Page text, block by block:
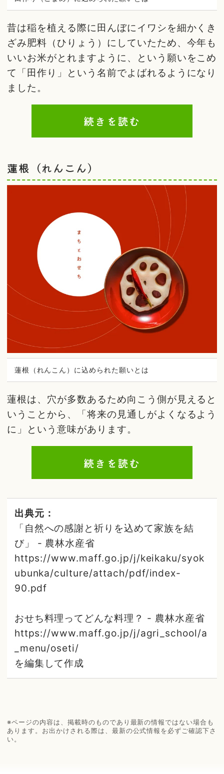
昔は稲を植える際に田んぼにイワシを細かくき
ざみ肥料（ひりょう）にしていたため、今年も
いいお米がとれますように、という願いをこめ
て「田作り」という名前でよばれるようになり
ました。
続きを読む
蓮根（れんこん）
蓮根（れんこん）に込められた願いとは
蓮根は、穴が多数あるため向こう側が見えると
いうことから、「将来の見通しがよくなるよう
に」という意味があります。
続きを読む
出典元：
「自然への感謝と祈りを込めて家族を結
び」 - 農林水産省
https://www.maff.go.jp/j/keikaku/syok
ubunka/culture/attach/pdf/index-
90.pdf
おせち料理ってどんな料理？ - 農林水産省
https://www.maff.go.jp/j/agri_school/a
_menu/oseti/
を編集して作成
※ページの内容は、掲載時のものであり最新の情報ではない場合も
あります。お出かけされる際は、最新の公式情報を必ずご確認下さ
い。